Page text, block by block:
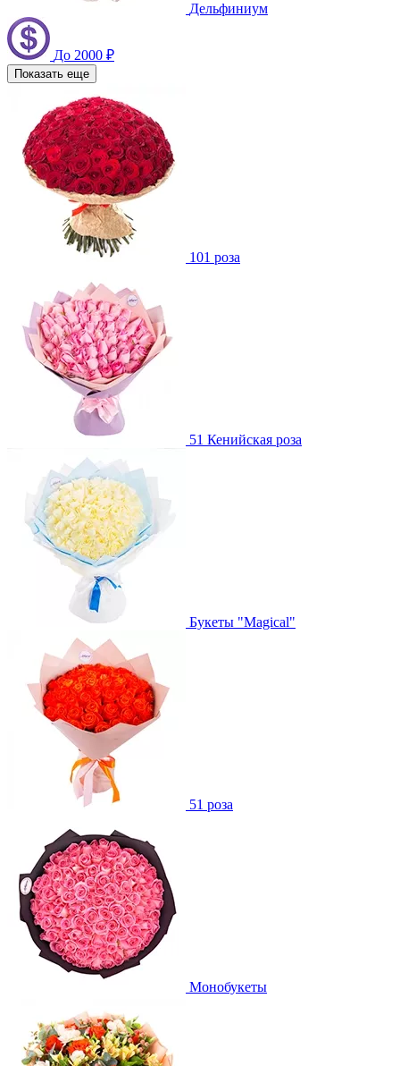
Дельфиниум
До 2000 ₽
Показать еще
101 роза
51 Кенийская роза
Букеты "Magical"
51 роза
Монобукеты